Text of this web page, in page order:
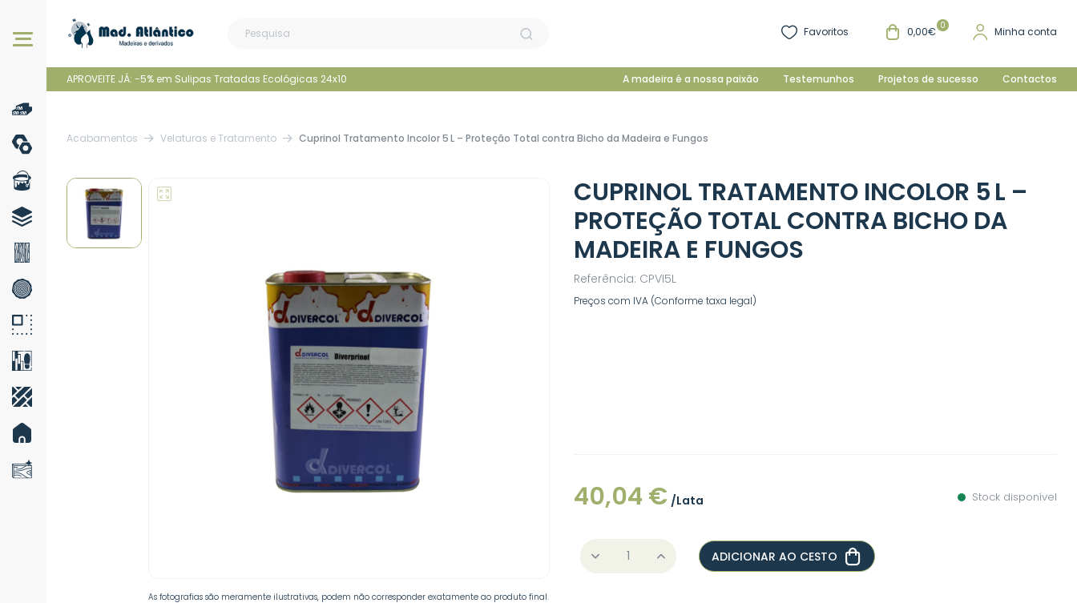
Favoritos 0,00€ 0 Minha conta
APROVEITE JÁ: -5% em Sulipas Tratadas Ecológicas 24x10 A madeira é a nossa paixão Testemunhos Projetos de sucesso Contactos
Os nossos produtos
Acabamentos Velaturas e Tratamento Cuprinol Tratamento Incolor 5 L – Proteção Total contra Bicho da Madeira e Fungos
As fotografias são meramente ilustrativas, podem não corresponder exatamente ao produto final.
CUPRINOL TRATAMENTO INCOLOR 5 L –
PROTEÇÃO TOTAL CONTRA BICHO DA
MADEIRA E FUNGOS
Referência: CPVI5L
Preços com IVA (Conforme taxa legal)
40,04 € /Lata Stock disponível
ADICIONAR AO CESTO